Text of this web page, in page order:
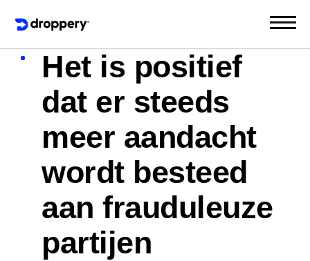
Het is positief
dat er steeds
meer aandacht
wordt besteed
aan frauduleuze
partijen